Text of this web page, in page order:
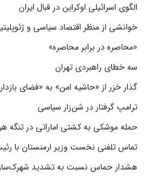
الگوی اسرائیلی اوکراین در قبال ایران
خوانشی از منظر اقتصاد سیاسی و
«محاصره در برابر محاصره»
سه خطای راهبردی تهران
گذار خزر از «حاشیه امن» به «فضای
ترامپ گرفتار در شن‌زار سیاسی
حمله موشکی به کشتی اماراتی در تنگه
تماس تلفنی نخست وزیر ارمنستان با
هشدار حماس نسبت به تشدید